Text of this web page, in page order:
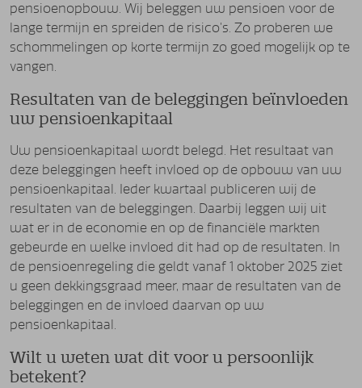
pensioenopbouw. Wij beleggen uw pensioen voor de
lange termijn en spreiden de risico’s. Zo proberen we
schommelingen op korte termijn zo goed mogelijk op te
vangen.
Resultaten van de beleggingen beïnvloeden
uw pensioenkapitaal
Uw pensioenkapitaal wordt belegd. Het resultaat van
deze beleggingen heeft invloed op de opbouw van uw
pensioenkapitaal. Ieder kwartaal publiceren wij de
resultaten van de beleggingen. Daarbij leggen wij uit
wat er in de economie en op de financiële markten
gebeurde en welke invloed dit had op de resultaten. In
de pensioenregeling die geldt vanaf 1 oktober 2025 ziet
u geen dekkingsgraad meer, maar de resultaten van de
beleggingen en de invloed daarvan op uw
pensioenkapitaal.
Wilt u weten wat dit voor u persoonlijk
betekent?